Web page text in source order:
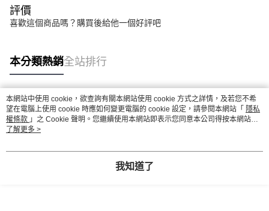
評價
喜歡這個商品嗎？購買後給他一個好評吧
本分類熱銷全站排行
熱門標籤
本網站中使用 cookie，欲查詢有關本網站使用 cookie 方式之詳情，及若您不希
望在電腦上使用 cookie 時應如何變更電腦的 cookie 設定，請參閱本網站「 隱私
權條款 」之 Cookie 聲明。您繼續使用本網站即表示您同意本公司得按本網站使
用條款之 Cookie 聲明使用 cookie。
了解更多 >
我知道了